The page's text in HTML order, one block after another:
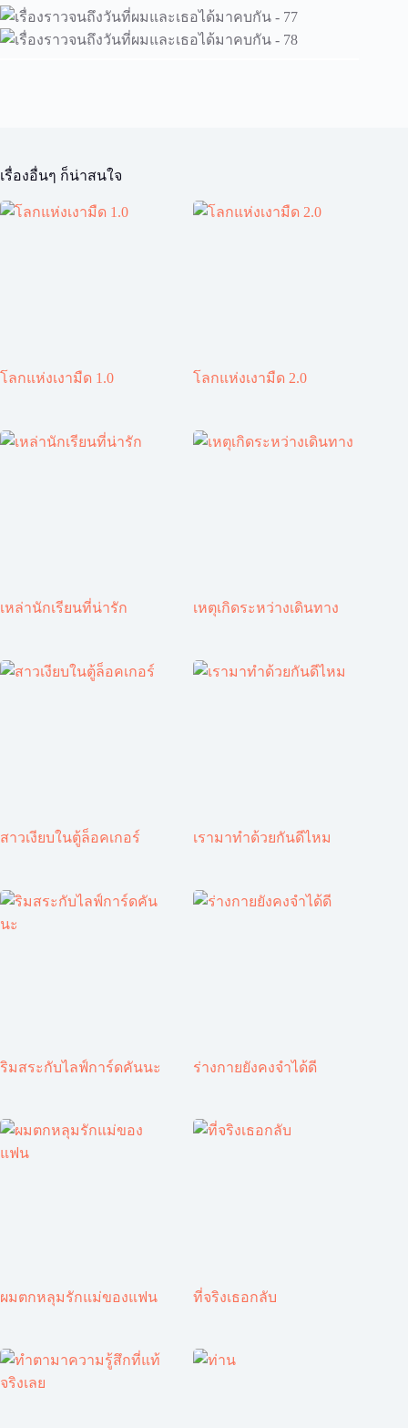
เรื่องอื่นๆ ก็น่าสนใจ
โลกแห่งเงามืด 1.0 โลกแห่งเงามืด 2.0
เหล่านักเรียนที่น่ารัก เหตุเกิดระหว่างเดินทาง
สาวเงียบในตู้ล็อคเกอร์ เรามาทำด้วยกันดีไหม
ริมสระกับไลฟ์การ์ดคันนะ ร่างกายยังคงจำได้ดี
ผมตกหลุมรักแม่ของแฟน ที่จริงเธอกลับ